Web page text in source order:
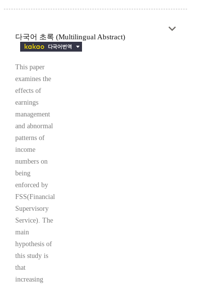
다국어 초록 (Multilingual Abstract)
This paper
examines the
effects of
earnings
management
and abnormal
patterns of
income
numbers on
being
enforced by
FSS(Financial
Supervisory
Service). The
main
hypothesis of
this study is
that
increasing